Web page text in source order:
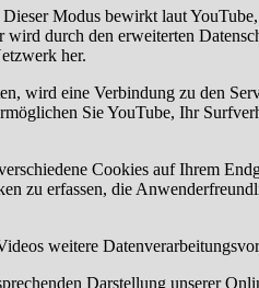
Modus bewirkt laut
durch den erweiterten
her.
wird eine Verbindung zu den
Sie YouTube, Ihr
Cookies auf Ihrem
zu erfassen, die
weitere
Darstellung unserer